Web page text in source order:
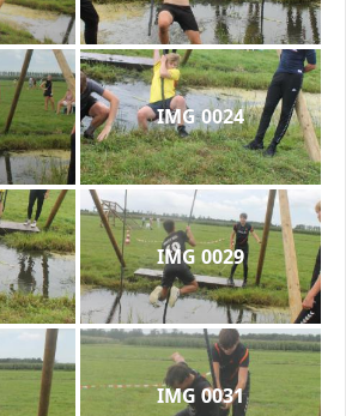
IMG 0024
IMG 0029
IMG 0031